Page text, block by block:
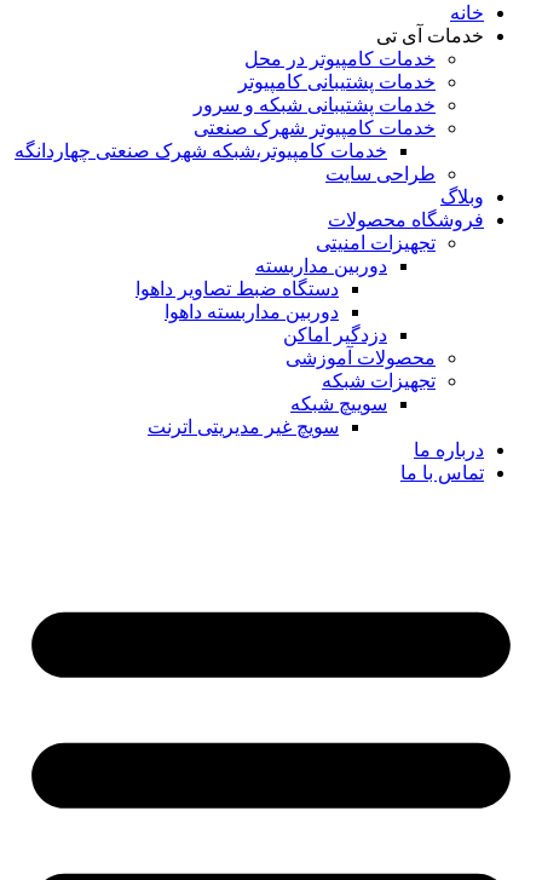
خانه
خدمات آی تی
خدمات کامپیوتر در محل
خدمات پشتیبانی کامپیوتر
خدمات پشتیبانی شبکه و سرور
خدمات کامپیوتر شهرک صنعتی
خدمات کامپیوتر،شبکه شهرک صنعتی چهاردانگه
طراحی سایت
وبلاگ
فروشگاه محصولات
تجهیزات امنیتی
دوربین مداربسته
دستگاه ضبط تصاویر داهوا
دوربین مداربسته داهوا
دزدگیر اماکن
محصولات آموزشی
تجهیزات شبکه
سوییچ شبکه
سویچ غیر مدیریتی اترنت
درباره ما
تماس با ما